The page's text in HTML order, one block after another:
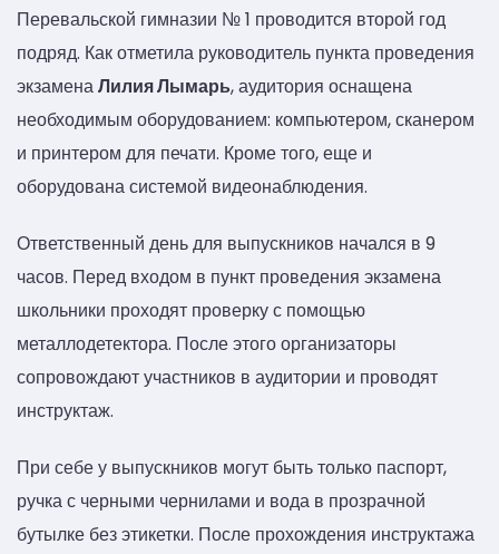
Перевальской гимназии № 1 проводится второй год
подряд. Как отметила руководитель пункта проведения
экзаменаЛилия Лымарь, аудитория оснащена
необходимым оборудованием: компьютером, сканером
и принтером для печати. Кроме того, еще и
оборудована системой видеонаблюдения.
Ответственный день для выпускников начался в 9
часов. Перед входом в пункт проведения экзамена
школьники проходят проверку с помощью
металлодетектора. После этого организаторы
сопровождают участников в аудитории и проводят
инструктаж.
При себе у выпускников могут быть только паспорт,
ручка с черными чернилами и вода в прозрачной
бутылке без этикетки. После прохождения инструктажа